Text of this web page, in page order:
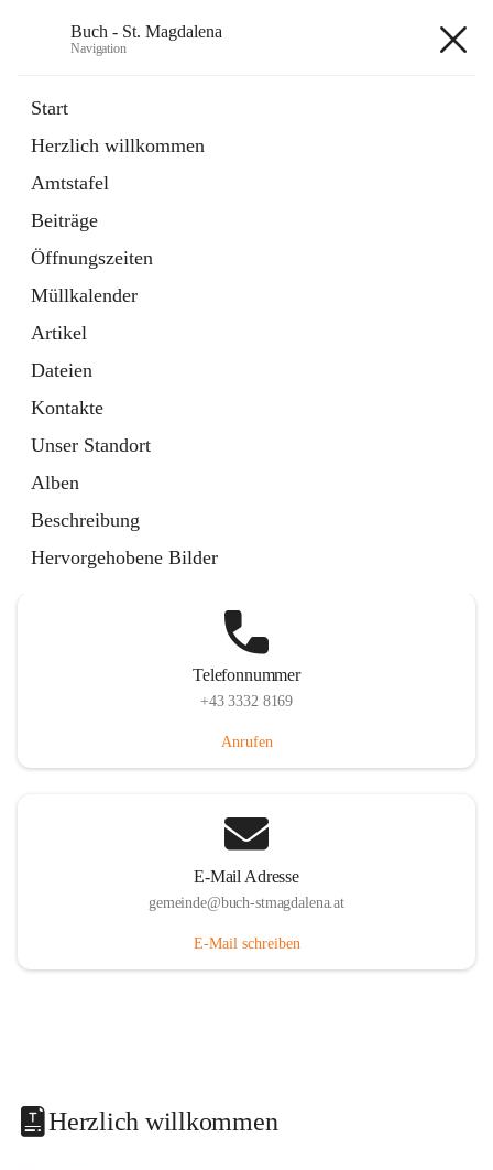
Buch - St. Magdalena
Navigation
Start
Herzlich willkommen
Amtstafel
Beiträge
Öffnungszeiten
Müllkalender
Artikel
Dateien
Kontakte
Unser Standort
Alben
Beschreibung
Hervorgehobene Bilder
11 Schnellzugriffe
Bürgerservice
10 Schnellzugriffe
Telefonnummer
+43 3332 8169
Anrufen
E-Mail Adresse
gemeinde@buch-stmagdalena.at
E-Mail schreiben
Herzlich willkommen